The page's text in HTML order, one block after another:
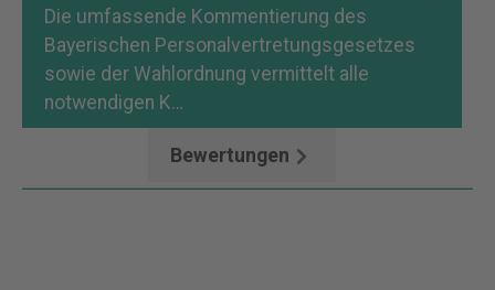
Die umfassende Kommentierung des
Bayerischen Personalvertretungsgesetzes
sowie der Wahlordnung vermittelt alle
notwendigen K…
Bewertungen